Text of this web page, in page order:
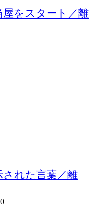
屋をスタート／離
された言葉／離